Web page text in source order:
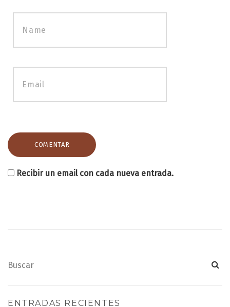
Recibir un email con cada nueva entrada.
ENTRADAS RECIENTES